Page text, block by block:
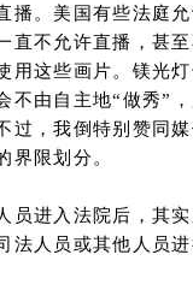
播。美国有些法庭
直不允许直播，甚
用这些画片。镁光
不由自主地“做秀”
过，我倒特别赞同
界限划分。
进入法院后，其实
法人员或其他人员